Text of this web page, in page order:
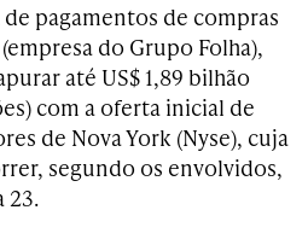
pagamentos de compras
do Grupo Folha),
até US$ 1,89 bilhão
com a oferta inicial de
de Nova York (Nyse), cuja
segundo os envolvidos,
23.